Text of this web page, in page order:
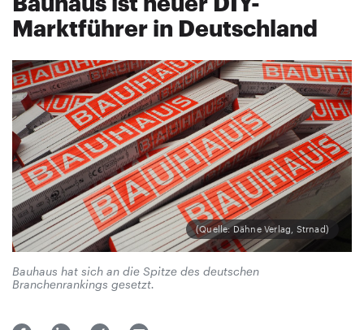
Marktführer in Deutschland
(Quelle: Dähne Verlag, Strnad)
Bauhaus hat sich an die Spitze des deutschen
Branchenrankings gesetzt.